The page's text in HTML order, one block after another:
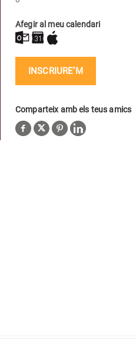
Afegir al meu calendari
INSCRIURE’M
Comparteix amb els teus amics